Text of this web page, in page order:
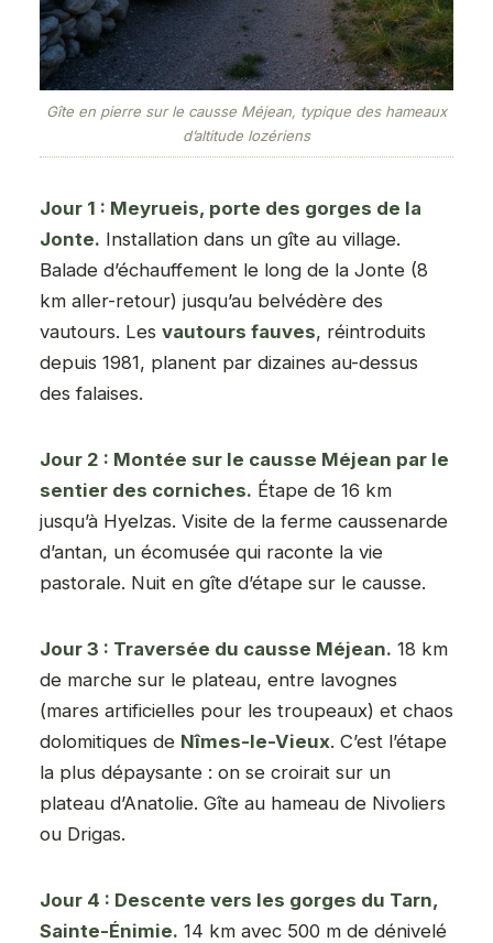
Gîte en pierre sur le causse Méjean, typique des hameaux
d’altitude lozériens
Jour 1 : Meyrueis, porte des gorges de la
Jonte. Installation dans un gîte au village.
Balade d’échauffement le long de la Jonte (8
km aller-retour) jusqu’au belvédère des
vautours. Les vautours fauves, réintroduits
depuis 1981, planent par dizaines au-dessus
des falaises.
Jour 2 : Montée sur le causse Méjean par le
sentier des corniches. Étape de 16 km
jusqu’à Hyelzas. Visite de la ferme caussenarde
d’antan, un écomusée qui raconte la vie
pastorale. Nuit en gîte d’étape sur le causse.
Jour 3 : Traversée du causse Méjean. 18 km
de marche sur le plateau, entre lavognes
(mares artificielles pour les troupeaux) et chaos
dolomitiques de Nîmes-le-Vieux. C’est l’étape
la plus dépaysante : on se croirait sur un
plateau d’Anatolie. Gîte au hameau de Nivoliers
ou Drigas.
Jour 4 : Descente vers les gorges du Tarn,
Sainte-Énimie. 14 km avec 500 m de dénivelé